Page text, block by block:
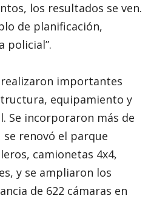
los resultados se ven.
de planificación,
policial”.
importantes
equipamiento y
Se incorporaron más de
se renovó el parque
camionetas 4x4,
y se ampliaron los
de 622 cámaras en